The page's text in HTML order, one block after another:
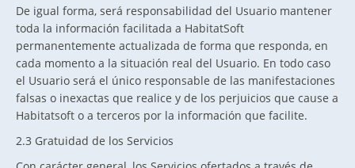
De igual forma, será responsabilidad del Usuario mantener
toda la información facilitada a HabitatSoft
permanentemente actualizada de forma que responda, en
cada momento a la situación real del Usuario. En todo caso
el Usuario será el único responsable de las manifestaciones
falsas o inexactas que realice y de los perjuicios que cause a
Habitatsoft o a terceros por la información que facilite.
2.3 Gratuidad de los Servicios